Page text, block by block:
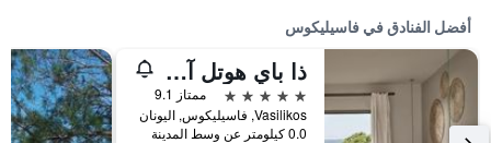
أفضل الفنادق في فاسيليكوس
ذا باي هوتل آند سويتس
5 نجوم
ممتاز 9.1
Vasilikos, فاسيليكوس, اليونان
0.0 كيلومتر عن وسط المدينة